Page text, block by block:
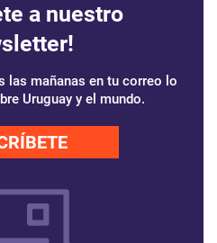
a nuestro
las mañanas en tu correo lo
Uruguay y el mundo.